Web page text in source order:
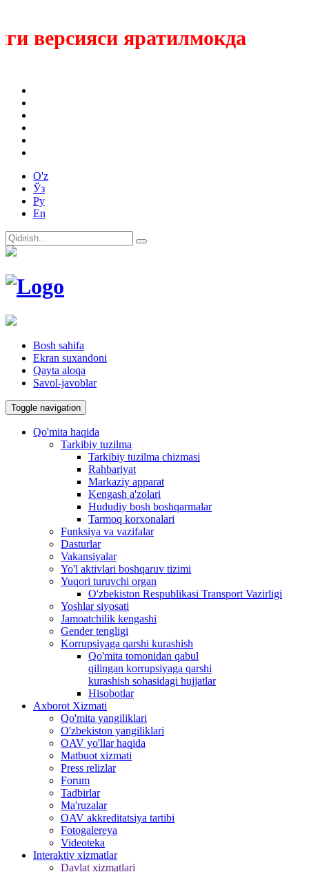
версияси яратилмокда
O'z
Ўз
Ру
En
Bosh sahifa
Ekran suxandoni
Qayta aloqa
Savol-javoblar
Toggle navigation
Qo'mita haqida
Tarkibiy tuzilma
Tarkibiy tuzilma chizmasi
Rahbariyat
Markaziy apparat
Kengash a'zolari
Hududiy bosh boshqarmalar
Tarmoq korxonalari
Funksiya va vazifalar
Dasturlar
Vakansiyalar
Yo'l aktivlari boshqaruv tizimi
Yuqori turuvchi organ
O'zbekiston Respublikasi Transport Vazirligi
Yoshlar siyosati
Jamoatchilik kengashi
Gender tengligi
Korrupsiyaga qarshi kurashish
Qo'mita tomonidan qabul
qilingan korrupsiyaga qarshi
kurashish sohasidagi hujjatlar
Hisobotlar
Аxborot Xizmati
Qo'mita yangiliklari
O'zbekiston yangiliklari
OAV yo'llar haqida
Matbuot xizmati
Press relizlar
Forum
Tadbirlar
Ma'ruzalar
OAV akkreditatsiya tartibi
Fotogalereya
Videoteka
Interaktiv xizmatlar
Davlat xizmatlari